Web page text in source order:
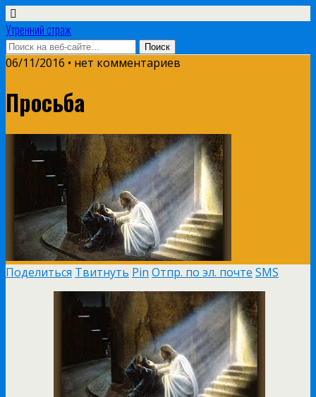
Утренний страж
06/11/2016 • нет комментариев
Просьба
Поделиться Твитнуть Pin Отпр. по эл. почте SMS